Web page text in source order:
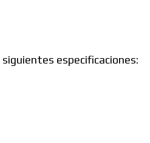
especificaciones: